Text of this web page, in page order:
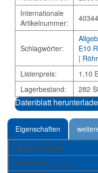
Internationale
Artikelnummer:
Schlagwörter:
E10
|
Listenpreis:
1,10
Lagerbestand:
282
Datenblatt
Eigenschaften
Lampenleistung:
Lampenspannung: